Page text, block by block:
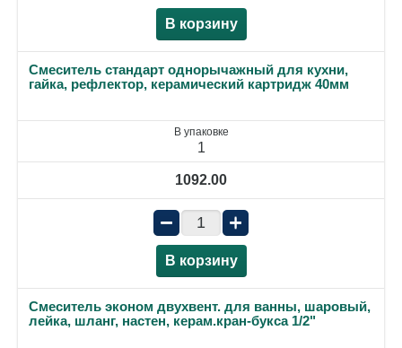
В корзину
Смеситель стандарт однорычажный для кухни,
гайка, рефлектор, керамический картридж 40мм
В упаковке
1
1092.00
− +
В корзину
Смеситель эконом двухвент. для ванны, шаровый,
лейка, шланг, настен, керам.кран-букса 1/2"